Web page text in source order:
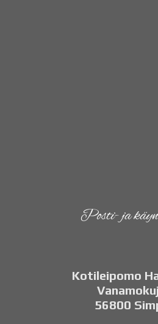
Posti- ja
Kotileipomo
56800